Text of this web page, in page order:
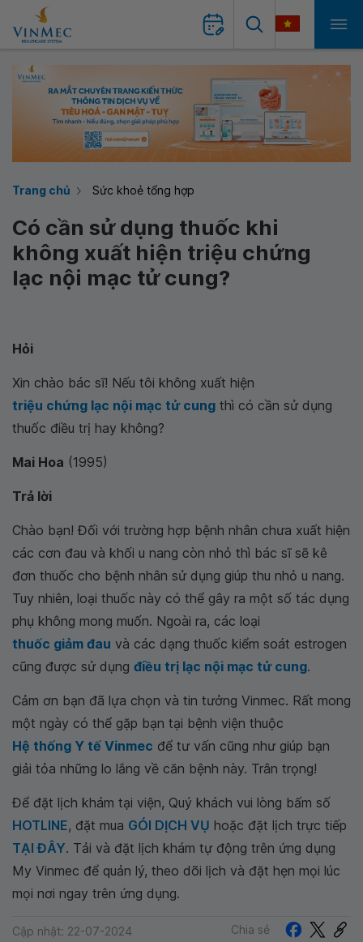
Trang chủ Sức khoẻ tổng hợp
Có cần sử dụng thuốc khi
không xuất hiện triệu chứng
lạc nội mạc tử cung?
Hỏi
Xin chào bác sĩ! Nếu tôi không xuất hiện
triệu chứng lạc nội mạc tử cung thì có cần sử dụng
thuốc điều trị hay không?
Mai Hoa (1995)
Trả lời
Chào bạn! Đối với trường hợp bệnh nhân chưa xuất hiện
các cơn đau và khối u nang còn nhỏ thì bác sĩ sẽ kê
đơn thuốc cho bệnh nhân sử dụng giúp thu nhỏ u nang.
Tuy nhiên, loại thuốc này có thể gây ra một số tác dụng
phụ không mong muốn. Ngoài ra, các loại
thuốc giảm đau và các dạng thuốc kiểm soát estrogen
cũng được sử dụng điều trị lạc nội mạc tử cung.
Cảm ơn bạn đã lựa chọn và tin tưởng Vinmec. Rất mong
một ngày có thể gặp bạn tại bệnh viện thuộc
Hệ thống Y tế Vinmec để tư vấn cũng như giúp bạn
giải tỏa những lo lắng về căn bệnh này. Trân trọng!
Để đặt lịch khám tại viện, Quý khách vui lòng bấm số
HOTLINE, đặt mua GÓI DỊCH VỤ hoặc đặt lịch trực tiếp
TẠI ĐÂY. Tải và đặt lịch khám tự động trên ứng dụng
My Vinmec để quản lý, theo dõi lịch và đặt hẹn mọi lúc
mọi nơi ngay trên ứng dụng.
Cập nhật: 22-07-2024 Chia sẻ